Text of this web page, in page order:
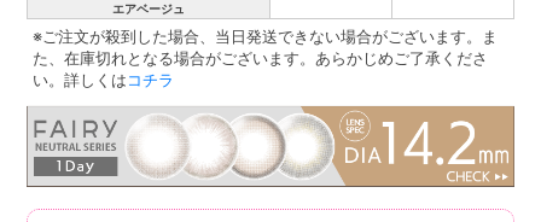
エアベージュ
※ご注文が殺到した場合、当日発送できない場合がございます。ま
た、在庫切れとなる場合がございます。あらかじめご了承くださ
い。詳しくはコチラ